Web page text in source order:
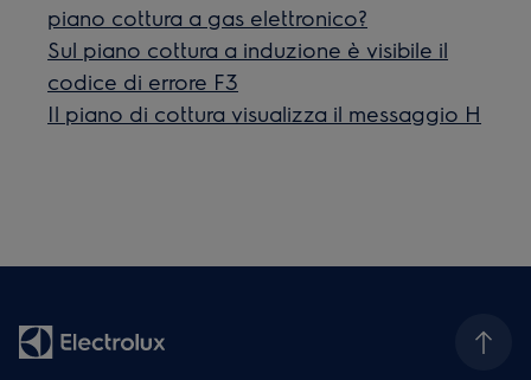
piano cottura a gas elettronico?
Sul piano cottura a induzione è visibile il
codice di errore F3
Il piano di cottura visualizza il messaggio H